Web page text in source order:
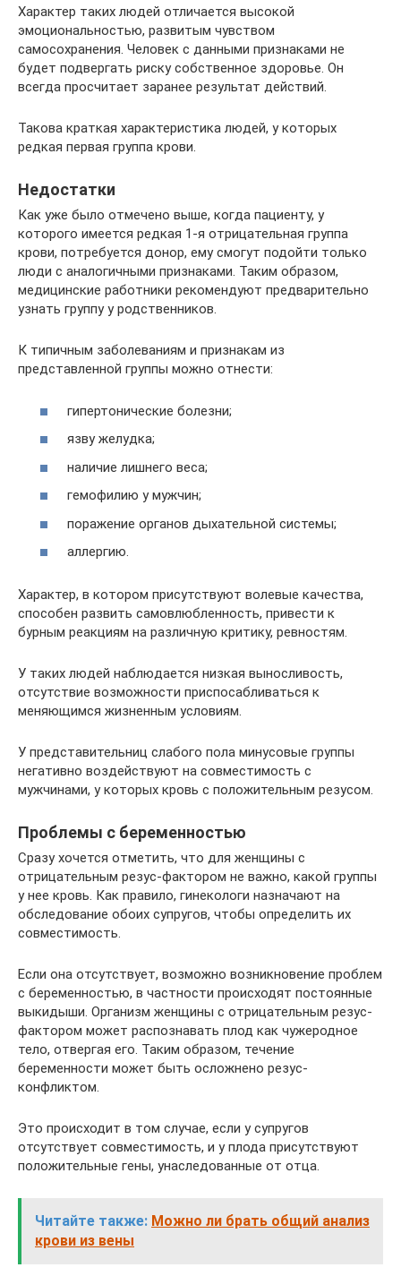
Характер таких людей отличается высокой
эмоциональностью, развитым чувством
самосохранения. Человек с данными признаками не
будет подвергать риску собственное здоровье. Он
всегда просчитает заранее результат действий.
Такова краткая характеристика людей, у которых
редкая первая группа крови.
Недостатки
Как уже было отмечено выше, когда пациенту, у
которого имеется редкая 1-я отрицательная группа
крови, потребуется донор, ему смогут подойти только
люди с аналогичными признаками. Таким образом,
медицинские работники рекомендуют предварительно
узнать группу у родственников.
К типичным заболеваниям и признакам из
представленной группы можно отнести:
гипертонические болезни;
язву желудка;
наличие лишнего веса;
гемофилию у мужчин;
поражение органов дыхательной системы;
аллергию.
Характер, в котором присутствуют волевые качества,
способен развить самовлюбленность, привести к
бурным реакциям на различную критику, ревностям.
У таких людей наблюдается низкая выносливость,
отсутствие возможности приспосабливаться к
меняющимся жизненным условиям.
У представительниц слабого пола минусовые группы
негативно воздействуют на совместимость с
мужчинами, у которых кровь с положительным резусом.
Проблемы с беременностью
Сразу хочется отметить, что для женщины с
отрицательным резус-фактором не важно, какой группы
у нее кровь. Как правило, гинекологи назначают на
обследование обоих супругов, чтобы определить их
совместимость.
Если она отсутствует, возможно возникновение проблем
с беременностью, в частности происходят постоянные
выкидыши. Организм женщины с отрицательным резус-
фактором может распознавать плод как чужеродное
тело, отвергая его. Таким образом, течение
беременности может быть осложнено резус-
конфликтом.
Это происходит в том случае, если у супругов
отсутствует совместимость, и у плода присутствуют
положительные гены, унаследованные от отца.
Читайте также: Можно ли брать общий анализ
крови из вены